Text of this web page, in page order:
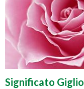
Significato Giglio